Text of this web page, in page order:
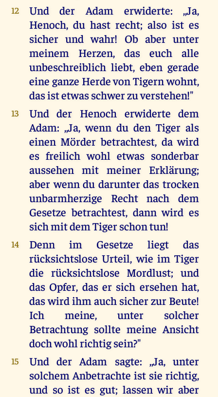
12
Und der Adam erwiderte: ,,Ja,
Henoch, du hast recht; also ist es
sicher und wahr! Ob aber unter
meinem Herzen, das euch alle
unbeschreiblich liebt, eben gerade
eine ganze Herde von Tigern wohnt,
das ist etwas schwer zu verstehen!"
13
Und der Henoch erwiderte dem
Adam: ,,Ja, wenn du den Tiger als
einen Mörder betrachtest, da wird
es freilich wohl etwas sonderbar
aussehen mit meiner Erklärung;
aber wenn du darunter das trocken
unbarmherzige Recht nach dem
Gesetze betrachtest, dann wird es
sich mit dem Tiger schon tun!
14
Denn im Gesetze liegt das
rücksichtslose Urteil, wie im Tiger
die rücksichtslose Mordlust; und
das Opfer, das er sich ersehen hat,
das wird ihm auch sicher zur Beute!
Ich meine, unter solcher
Betrachtung sollte meine Ansicht
doch wohl richtig sein?"
15
Und der Adam sagte: ,,Ja, unter
solchem Anbetrachte ist sie richtig,
und so ist es gut; lassen wir aber